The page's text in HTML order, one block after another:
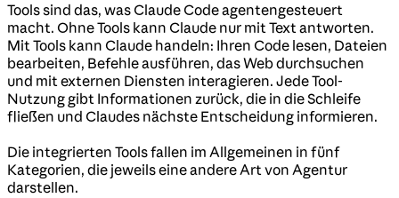
Tools sind das, was Claude Code agentengesteuert
macht. Ohne Tools kann Claude nur mit Text antworten.
Mit Tools kann Claude handeln: Ihren Code lesen, Dateien
bearbeiten, Befehle ausführen, das Web durchsuchen
und mit externen Diensten interagieren. Jede Tool-
Nutzung gibt Informationen zurück, die in die Schleife
fließen und Claudes nächste Entscheidung informieren.
Die integrierten Tools fallen im Allgemeinen in fünf
Kategorien, die jeweils eine andere Art von Agentur
darstellen.